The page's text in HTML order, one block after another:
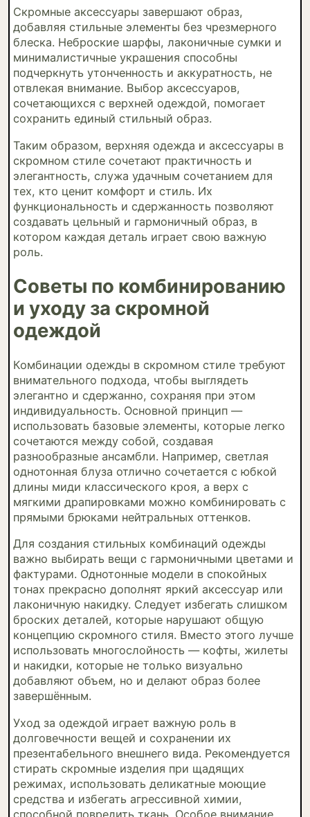
Скромные аксессуары завершают образ,
добавляя стильные элементы без чрезмерного
блеска. Неброские шарфы, лаконичные сумки и
минималистичные украшения способны
подчеркнуть утонченность и аккуратность, не
отвлекая внимание. Выбор аксессуаров,
сочетающихся с верхней одеждой, помогает
сохранить единый стильный образ.
Таким образом, верхняя одежда и аксессуары в
скромном стиле сочетают практичность и
элегантность, служа удачным сочетанием для
тех, кто ценит комфорт и стиль. Их
функциональность и сдержанность позволяют
создавать цельный и гармоничный образ, в
котором каждая деталь играет свою важную
роль.
Советы по комбинированию
и уходу за скромной
одеждой
Комбинации одежды в скромном стиле требуют
внимательного подхода, чтобы выглядеть
элегантно и сдержанно, сохраняя при этом
индивидуальность. Основной принцип —
использовать базовые элементы, которые легко
сочетаются между собой, создавая
разнообразные ансамбли. Например, светлая
однотонная блуза отлично сочетается с юбкой
длины миди классического кроя, а верх с
мягкими драпировками можно комбинировать с
прямыми брюками нейтральных оттенков.
Для создания стильных комбинаций одежды
важно выбирать вещи с гармоничными цветами и
фактурами. Однотонные модели в спокойных
тонах прекрасно дополнят яркий аксессуар или
лаконичную накидку. Следует избегать слишком
броских деталей, которые нарушают общую
концепцию скромного стиля. Вместо этого лучше
использовать многослойность — кофты, жилеты
и накидки, которые не только визуально
добавляют объем, но и делают образ более
завершённым.
Уход за одеждой играет важную роль в
долговечности вещей и сохранении их
презентабельного внешнего вида. Рекомендуется
стирать скромные изделия при щадящих
режимах, использовать деликатные моющие
средства и избегать агрессивной химии,
способной повредить ткань. Особое внимание